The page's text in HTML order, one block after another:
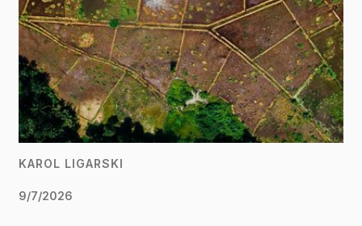
KAROL LIGARSKI
9/7/2026